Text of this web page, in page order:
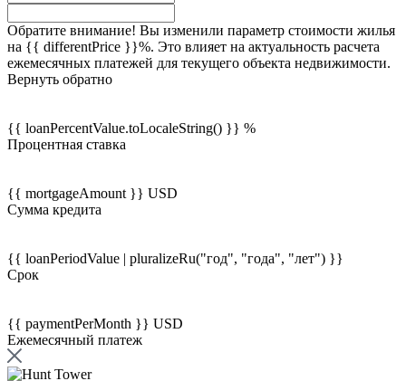
Обратите внимание! Вы изменили параметр стоимости жилья
на {{ differentPrice }}%. Это влияет на актуальность расчета
ежемесячных платежей для текущего объекта недвижимости.
Вернуть обратно
{{ loanPercentValue.toLocaleString() }} %
Процентная ставка
{{ mortgageAmount }} USD
Сумма кредита
{{ loanPeriodValue | pluralizeRu("год", "года", "лет") }}
Срок
{{ paymentPerMonth }} USD
Ежемесячный платеж